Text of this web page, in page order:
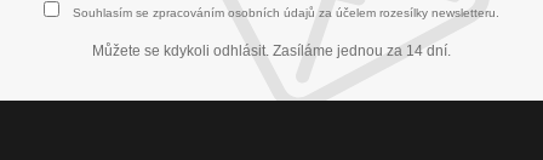
Souhlasím se zpracováním osobních údajů za účelem rozesílky newsletteru.
Můžete se kdykoli odhlásit. Zasíláme jednou za 14 dní.